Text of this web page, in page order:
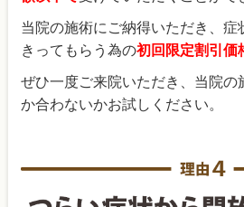
当院の施術にご納得いただき、症
きってもらう為の初回限定割引価
ぜひ一度ご来院いただき、当院の
か合わないかお試しください。